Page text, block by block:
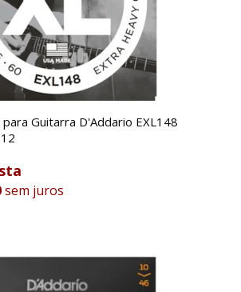
Guitarra D'Addario EXL148
sem juros